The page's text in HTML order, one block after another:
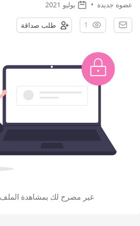
عضوة جديدة • يوليو 2021
1 طلب صداقة
غير مصرح لك بمشاهدة